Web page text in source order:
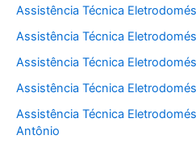
Assistência Técnica
Assistência Técnica
Assistência Técnica
Assistência Técnica
Assistência Técnica
Antônio